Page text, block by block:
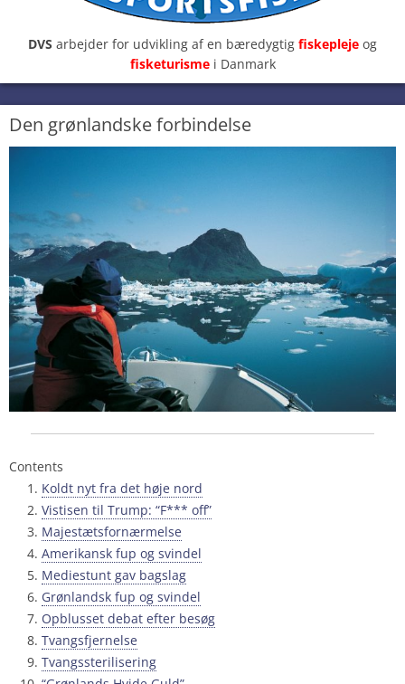
DVS arbejder for udvikling af en bæredygtig fiskepleje og
fisketurisme i Danmark
Den grønlandske forbindelse
Contents
Koldt nyt fra det høje nord
Vistisen til Trump: “F*** off”
Majestætsfornærmelse
Amerikansk fup og svindel
Mediestunt gav bagslag
Grønlandsk fup og svindel
Opblusset debat efter besøg
Tvangsfjernelse
Tvangssterilisering